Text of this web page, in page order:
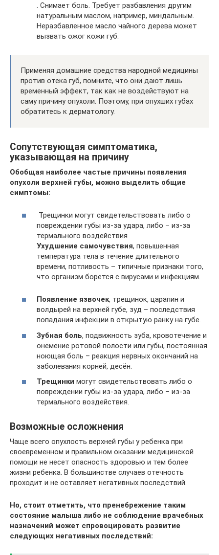
. Снимает боль. Требует разбавления другим
натуральным маслом, например, миндальным.
Неразбавленное масло чайного дерева может
вызвать ожог кожи губ.
Применяя домашние средства народной медицины
против отека губ, помните, что они дают лишь
временный эффект, так как не воздействуют на
саму причину опухоли. Поэтому, при опухших губах
обратитесь к дерматологу.
Сопутствующая симптоматика,
указывающая на причину
Обобщая наиболее частые причины появления
опухоли верхней губы, можно выделить общие
симптомы:
Трещинки могут свидетельствовать либо о
повреждении губы из-за удара, либо – из-за
термального воздействия
Ухудшение самочувствия, повышенная
температура тела в течение длительного
времени, потливость – типичные признаки того,
что организм борется с вирусами и инфекциям.
Появление язвочек, трещинок, царапин и
волдырей на верхней губе, зуд – последствия
попадания инфекции в открытую ранку на губе.
Зубная боль, подвижность зуба, кровотечение и
онемение ротовой полости или губы, постоянная
ноющая боль – реакция нервных окончаний на
заболевания корней, десён.
Трещинки могут свидетельствовать либо о
повреждении губы из-за удара, либо – из-за
термального воздействия.
Возможные осложнения
Чаще всего опухлость верхней губы у ребенка при
своевременном и правильном оказании медицинской
помощи не несет опасность здоровью и тем более
жизни ребенка. В большинстве случаев отечность
проходит и не оставляет негативных последствий.
Но, стоит отметить, что пренебрежение таким
состояние малыша либо не соблюдение врачебных
назначений может спровоцировать развитие
следующих негативных последствий: